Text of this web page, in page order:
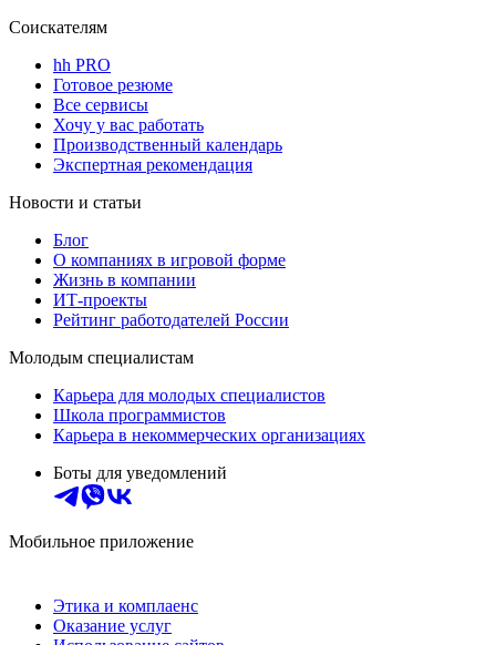
Соискателям
hh PRO
Готовое резюме
Все сервисы
Хочу у вас работать
Производственный календарь
Экспертная рекомендация
Новости и статьи
Блог
О компаниях в игровой форме
Жизнь в компании
ИТ-проекты
Рейтинг работодателей России
Молодым специалистам
Карьера для молодых специалистов
Школа программистов
Карьера в некоммерческих организациях
Боты для уведомлений
Мобильное приложение
Этика и комплаенс
Оказание услуг